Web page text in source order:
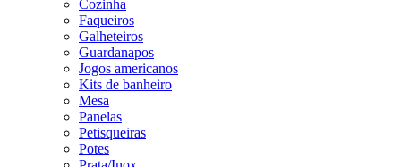
Cozinha
Faqueiros
Galheteiros
Guardanapos
Jogos americanos
Kits de banheiro
Mesa
Panelas
Petisqueiras
Potes